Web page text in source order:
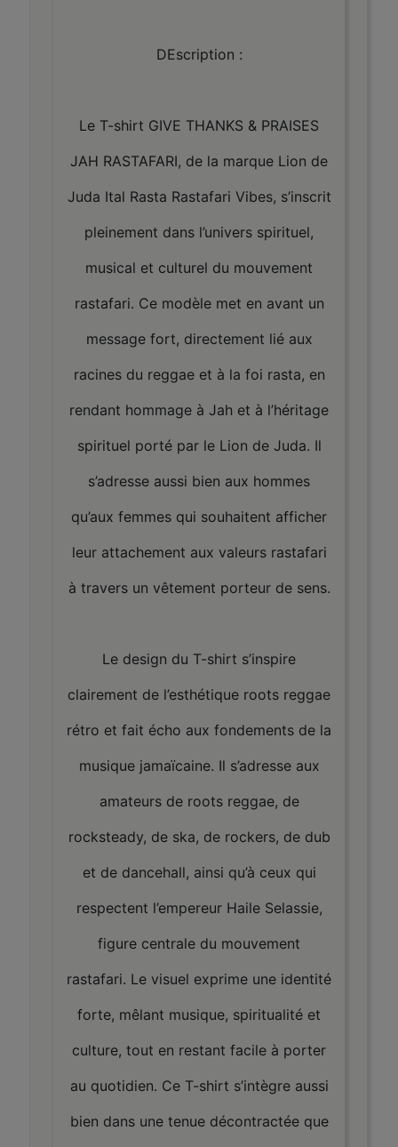
DEscription :
Le T-shirt GIVE THANKS & PRAISES
JAH RASTAFARI, de la marque Lion de
Juda Ital Rasta Rastafari Vibes, s’inscrit
pleinement dans l’univers spirituel,
musical et culturel du mouvement
rastafari. Ce modèle met en avant un
message fort, directement lié aux
racines du reggae et à la foi rasta, en
rendant hommage à Jah et à l’héritage
spirituel porté par le Lion de Juda. Il
s’adresse aussi bien aux hommes
qu’aux femmes qui souhaitent afficher
leur attachement aux valeurs rastafari
à travers un vêtement porteur de sens.
Le design du T-shirt s’inspire
clairement de l’esthétique roots reggae
rétro et fait écho aux fondements de la
musique jamaïcaine. Il s’adresse aux
amateurs de roots reggae, de
rocksteady, de ska, de rockers, de dub
et de dancehall, ainsi qu’à ceux qui
respectent l’empereur Haile Selassie,
figure centrale du mouvement
rastafari. Le visuel exprime une identité
forte, mêlant musique, spiritualité et
culture, tout en restant facile à porter
au quotidien. Ce T-shirt s’intègre aussi
bien dans une tenue décontractée que